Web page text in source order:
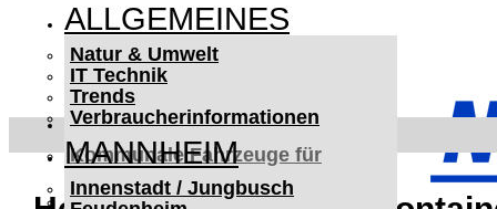
ALLGEMEINES
Natur & Umwelt
IT Technik
Trends
Verbraucherinformationen
MANNHEIM
Innenstadt / Jungbusch
< UKRAINE >
Kommunale Fahrzeuge für
Czernowitz
Nutzfahrzeuge für Czernowitz